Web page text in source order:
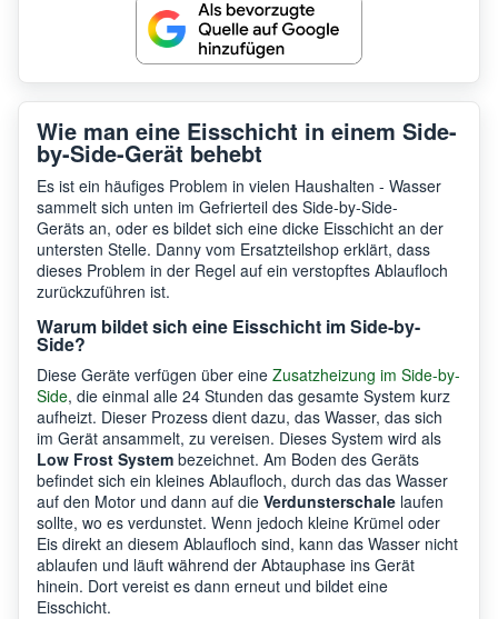
Wie man eine Eisschicht in einem Side-
by-Side-Gerät behebt
Es ist ein häufiges Problem in vielen Haushalten - Wasser
sammelt sich unten im Gefrierteil des Side-by-Side-
Geräts an, oder es bildet sich eine dicke Eisschicht an der
untersten Stelle. Danny vom Ersatzteilshop erklärt, dass
dieses Problem in der Regel auf ein verstopftes Ablaufloch
zurückzuführen ist.
Warum bildet sich eine Eisschicht im Side-by-
Side?
Diese Geräte verfügen über eine Zusatzheizung im Side-by-
Side, die einmal alle 24 Stunden das gesamte System kurz
aufheizt. Dieser Prozess dient dazu, das Wasser, das sich
im Gerät ansammelt, zu vereisen. Dieses System wird als
Low Frost System bezeichnet. Am Boden des Geräts
befindet sich ein kleines Ablaufloch, durch das das Wasser
auf den Motor und dann auf die Verdunsterschale laufen
sollte, wo es verdunstet. Wenn jedoch kleine Krümel oder
Eis direkt an diesem Ablaufloch sind, kann das Wasser nicht
ablaufen und läuft während der Abtauphase ins Gerät
hinein. Dort vereist es dann erneut und bildet eine
Eisschicht.